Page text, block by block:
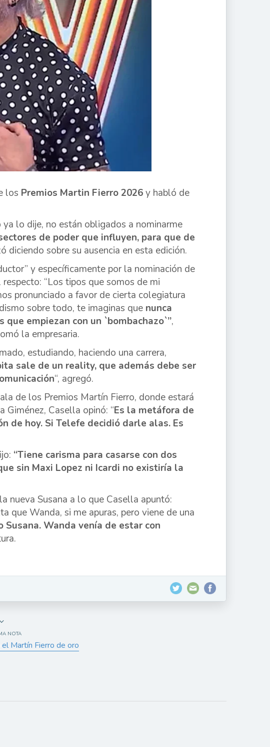
los Premios Martin Fierro 2026y habló de
ya lo dije, no están obligados a nominarme
de poder que influyen, para que de
diciendo sobre su ausencia en esta edición.
y específicamente por la nominación de
“Los tipos que somos de mi
pronunciado a favor de cierta colegiatura
sobre todo, te imaginas que nunca
empiezan con un `bombachazo`”,
la empresaria.
estudiando, haciendo una carrera,
sale de un reality, que además debe ser
“, agregó.
de los Premios Martín Fierro, donde estará
Giménez, Casella opinó: “Es la metáfora de
de hoy. Si Telefe decidió darle alas. Es
“Tiene carisma para casarse con dos
sin Maxi Lopez ni Icardi no existiría la
nueva Susana a lo que Casella apuntó:
que Wanda, si me apuras, pero viene de una
Susana. Wanda venía de estar con
NOTA
Martín Fierro de oro